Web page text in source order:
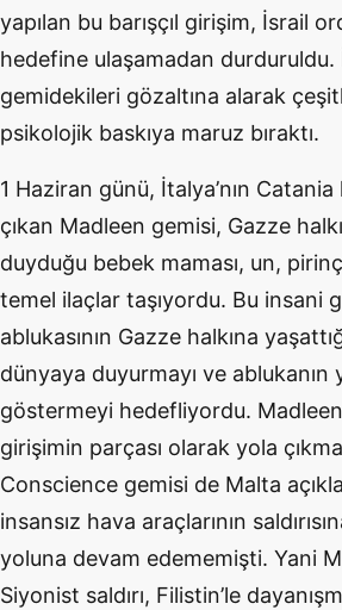
yapılan bu barışçıl girişim, İsrail
hedefine ulaşamadan durduruldu.
gemidekileri gözaltına alarak
psikolojik baskıya maruz bıraktı.
1 Haziran günü, İtalya’nın
çıkan Madleen gemisi, Gazze
duyduğu bebek maması, un,
temel ilaçlar taşıyordu. Bu insani
ablukasının Gazze halkına
dünyaya duyurmayı ve ablukanın
göstermeyi hedefliyordu.
girişimin parçası olarak yola
Conscience gemisi de Malta
insansız hava araçlarının
yoluna devam edememişti. Yani
Siyonist saldırı, Filistin’le